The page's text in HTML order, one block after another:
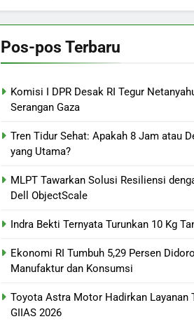
Pos-pos Terbaru
Komisi I DPR Desak RI Tegur
Serangan Gaza
Tren Tidur Sehat: Apakah 8 Jam atau
yang Utama?
MLPT Tawarkan Solusi Resiliensi
Dell ObjectScale
Indra Bekti Ternyata Turunkan 10 Kg
Ekonomi RI Tumbuh 5,29 Persen
Manufaktur dan Konsumsi
Toyota Astra Motor Hadirkan Layanan
GIIAS 2026